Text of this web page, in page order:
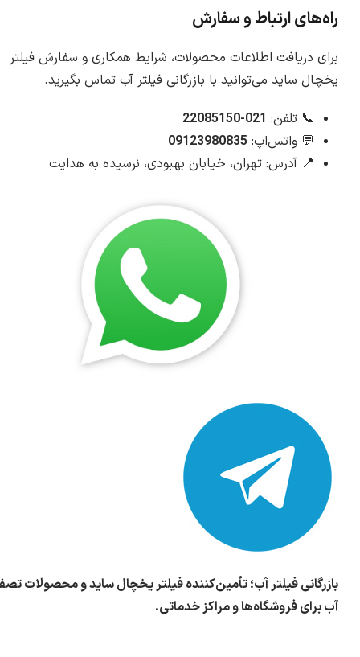
راه‌های ارتباط و سفارش
برای دریافت اطلاعات محصولات، شرایط همکاری و سفارش فیلتر
یخچال ساید می‌توانید با بازرگانی فیلتر آب تماس بگیرید.
📞 تلفن: 021-22085150
💬 واتس‌اپ: 09123980835
📍 آدرس: تهران، خیابان بهبودی، نرسیده به هدایت
بازرگانی فیلتر آب؛ تأمین‌کننده فیلتر یخچال ساید و محصولات
آب برای فروشگاه‌ها و مراکز خدماتی.